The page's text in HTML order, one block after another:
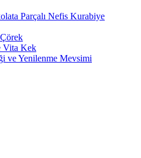
Parçalı Nefis Kurabiye
Vita Kek
ve Yenilenme Mevsimi